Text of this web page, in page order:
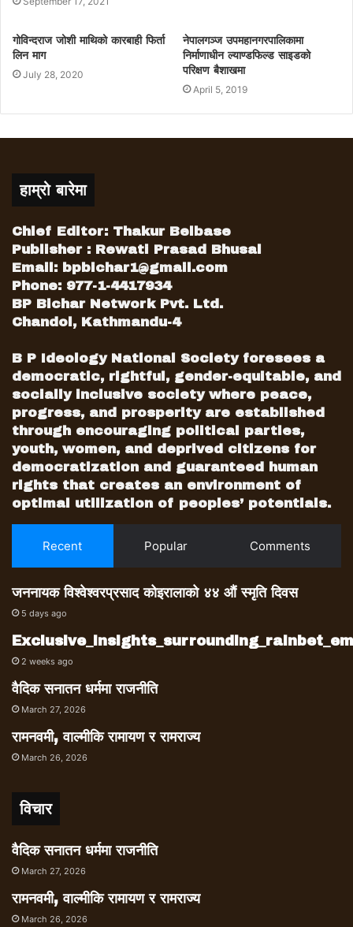
गोविन्दराज जोशी माथिको कारबाही फिर्ता
लिन माग
July 28, 2020
नेपालगञ्ज उपमहानगरपालिकामा
निर्माणाधीन ल्याण्डफिल्ड साइडको
परिक्षण बैशाखमा
April 5, 2019
हाम्रो बारेमा
Chief Editor: Thakur Belbase
Publisher : Rewati Prasad Bhusal
Email: bpbichar1@gmail.com
Phone: 977-1-4417934
BP Bichar Network Pvt. Ltd.
Chandol, Kathmandu-4
B P Ideology National Society foresees a
democratic, rightful, gender-equitable, and
socially inclusive society where peace,
progress, and prosperity are established
through encouraging political parties,
youth, women, and deprived citizens for
democratization and guaranteed human
rights that creates an environment of
optimal utilization of peoples’ potentials.
Recent Popular Comments
जननायक विश्वेश्वरप्रसाद कोइरालाको ४४ औं स्मृति दिवस
5 days ago
2 weeks ago
वैदिक सनातन धर्ममा राजनीति
March 27, 2026
रामनवमी, वाल्मीकि रामायण र रामराज्य
March 26, 2026
विचार
वैदिक सनातन धर्ममा राजनीति
March 27, 2026
रामनवमी, वाल्मीकि रामायण र रामराज्य
March 26, 2026